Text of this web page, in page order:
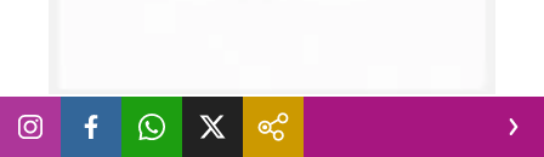
REALITY